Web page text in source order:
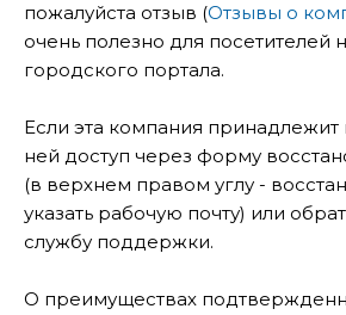
пожалуйста отзыв (Отзывы о
очень полезно для посетителей
городского портала.
Если эта компания принадлежит
ней доступ через форму
(в верхнем правом углу -
указать рабочую почту) или
службу поддержки.
О преимуществах